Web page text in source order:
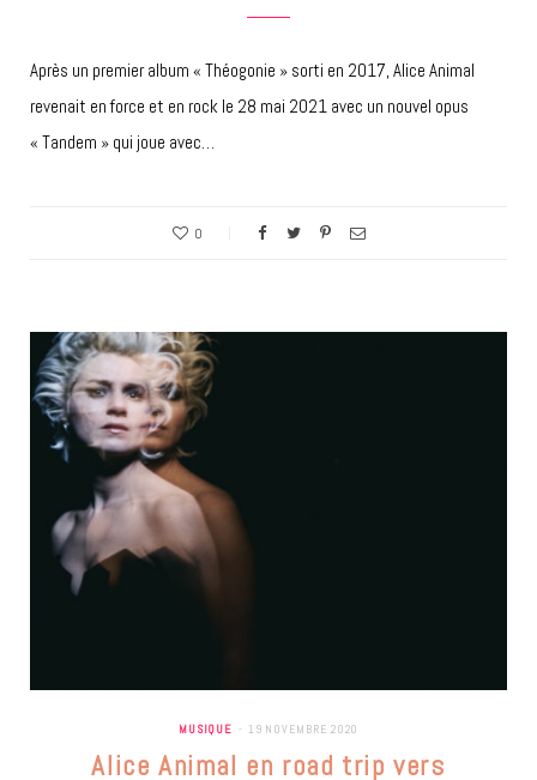
Après un premier album « Théogonie » sorti en 2017, Alice Animal
revenait en force et en rock le 28 mai 2021 avec un nouvel opus
« Tandem » qui joue avec…
0
MUSIQUE 19 NOVEMBRE 2020
Alice Animal en road trip vers